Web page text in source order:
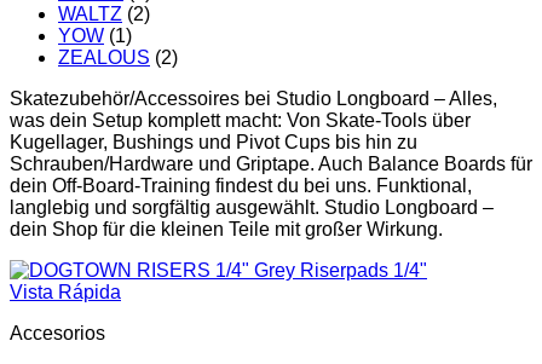
WALTZ (2)
YOW (1)
ZEALOUS (2)
Skatezubehör/Accessoires bei Studio Longboard – Alles,
was dein Setup komplett macht: Von Skate-Tools über
Kugellager, Bushings und Pivot Cups bis hin zu
Schrauben/Hardware und Griptape. Auch Balance Boards für
dein Off-Board-Training findest du bei uns. Funktional,
langlebig und sorgfältig ausgewählt. Studio Longboard –
dein Shop für die kleinen Teile mit großer Wirkung.
Vista Rápida
Accesorios